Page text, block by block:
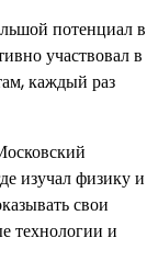
потенциал в
участвовал в
каждый раз
изучал физику и
свои
технологии и